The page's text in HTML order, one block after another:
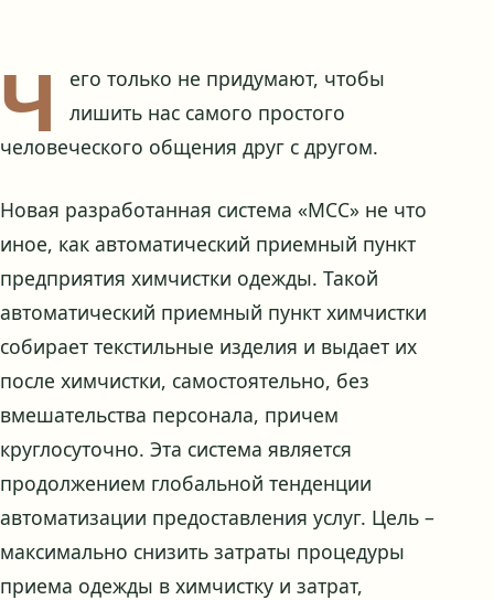
Ч
его только не придумают, чтобы
лишить нас самого простого
человеческого общения друг с другом.
Новая разработанная система «МСС» не что
иное, как автоматический приемный пункт
предприятия химчистки одежды. Такой
автоматический приемный пункт химчистки
собирает текстильные изделия и выдает их
после химчистки, самостоятельно, без
вмешательства персонала, причем
круглосуточно. Эта система является
продолжением глобальной тенденции
автоматизации предоставления услуг. Цель –
максимально снизить затраты процедуры
приема одежды в химчистку и затрат,